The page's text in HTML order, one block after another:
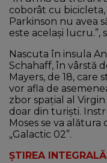
coborât cu
Parkinson nu avea
este același lucru.”,
Nascuta în insula
Schahaff, în vârstă
Mayers, de 18, care
vor afla de
zbor spaţial al
doar din turişti.
Moses se va
„Galactic 02”.
ȘTIREA